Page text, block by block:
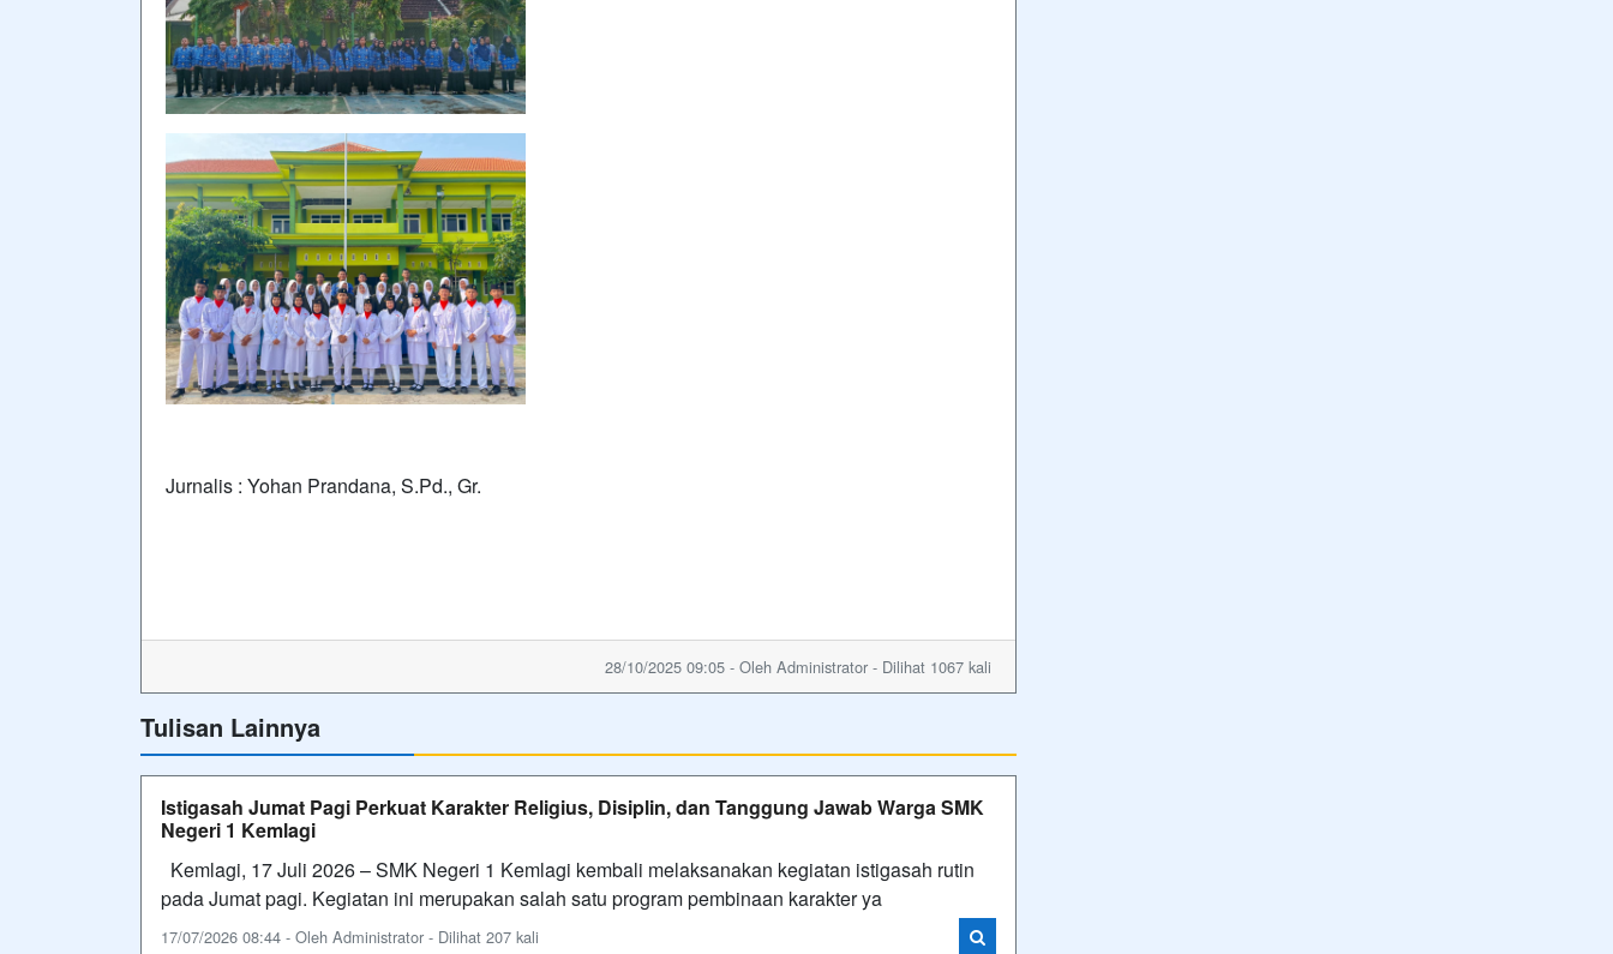
Jurnalis : Yohan Prandana, S.Pd., Gr.
28/10/2025 09:05 - Oleh Administrator - Dilihat 1067 kali
Tulisan Lainnya
Istigasah Jumat Pagi Perkuat Karakter Religius, Disiplin, dan Tanggung Jawab Warga SMK
Negeri 1 Kemlagi
Kemlagi, 17 Juli 2026 – SMK Negeri 1 Kemlagi kembali melaksanakan kegiatan istigasah rutin
pada Jumat pagi. Kegiatan ini merupakan salah satu program pembinaan karakter ya
17/07/2026 08:44 - Oleh Administrator - Dilihat 207 kali